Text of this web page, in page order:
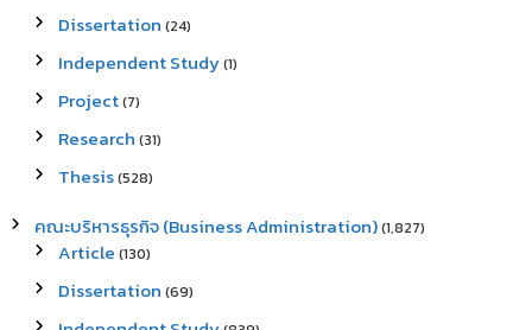
Dissertation (24)
Independent Study(1)
Project(7)
Research (31)
Thesis(528)
คณะบริหารธุรกิจ (Business Administration)(1,827)
Article (130)
Dissertation (69)